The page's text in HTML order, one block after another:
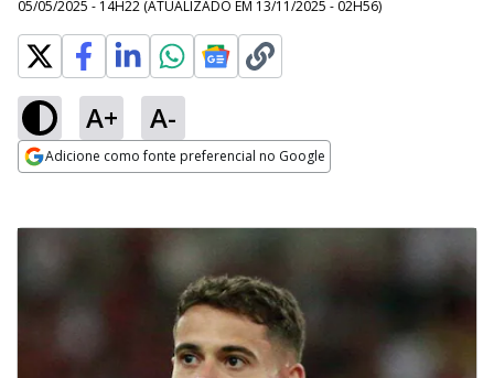
05/05/2025 - 14H22 (ATUALIZADO EM 13/11/2025 - 02H56)
A+ A-
Adicione como fonte preferencial no Google